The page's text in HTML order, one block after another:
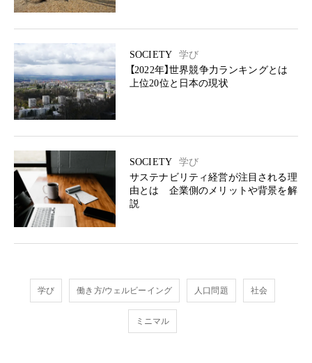
SOCIETY
学び
【2022年】世界競争力ランキングとは
上位20位と日本の現状
SOCIETY
学び
サステナビリティ経営が注目される理
由とは 企業側のメリットや背景を解
説
学び 働き方/ウェルビーイング 人口問題 社会
ミニマル